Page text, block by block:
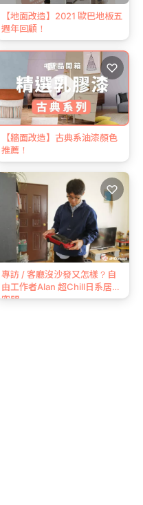
【地面改造】2021 歐巴地板五
週年回顧！
【牆面改造】古典系油漆顏色
推薦！
♡
專訪 / 客廳沒沙發又怎樣？自
由工作者Alan 超Chill日系居家
空間
♡